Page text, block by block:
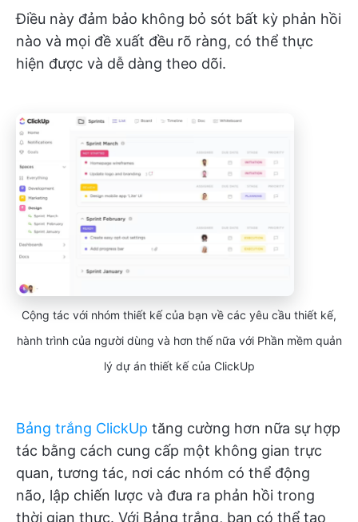
Điều này đảm bảo không bỏ sót bất kỳ phản hồi
nào và mọi đề xuất đều rõ ràng, có thể thực
hiện được và dễ dàng theo dõi.
Cộng tác với nhóm thiết kế của bạn về các yêu cầu thiết kế,
hành trình của người dùng và hơn thế nữa với Phần mềm quản
lý dự án thiết kế của ClickUp
Bảng trắng ClickUp tăng cường hơn nữa sự hợp
tác bằng cách cung cấp một không gian trực
quan, tương tác, nơi các nhóm có thể động
não, lập chiến lược và đưa ra phản hồi trong
thời gian thực. Với Bảng trắng, bạn có thể tạo